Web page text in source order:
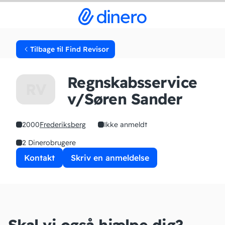
Tilbage til Find Revisor
Regnskabsservice
v/Søren Sander
2000Frederiksberg
Ikke anmeldt
2 Dinerobrugere
Kontakt Skriv en anmeldelse